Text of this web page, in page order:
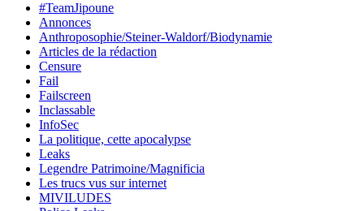
#TeamJipoune
Annonces
Anthroposophie/Steiner-Waldorf/Biodynamie
Articles de la rédaction
Censure
Fail
Failscreen
Inclassable
InfoSec
La politique, cette apocalypse
Leaks
Legendre Patrimoine/Magnificia
Les trucs vus sur internet
MIVILUDES